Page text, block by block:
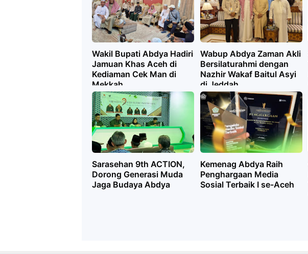
Wakil Bupati Abdya Hadiri
Jamuan Khas Aceh di
Kediaman Cek Man di
Mekkah
Wabup Abdya Zaman Akli
Bersilaturahmi dengan
Nazhir Wakaf Baitul Asyi
di Jeddah
Sarasehan 9th ACTION,
Dorong Generasi Muda
Jaga Budaya Abdya
Kemenag Abdya Raih
Penghargaan Media
Sosial Terbaik I se-Aceh